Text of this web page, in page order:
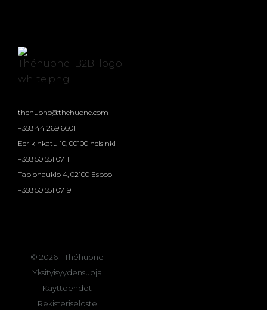
thehuone@thehuone.com
+358 44 269 6601
Eerikinkatu 10, 00100 helsinki
+358 50 551 0711
Tapionaukio 4, 02100 Espoo
+358 50 551 0719
© 2026 - Théhuone
Yksityisyydensuoja
Käyttöehdot
Rekisteriseloste